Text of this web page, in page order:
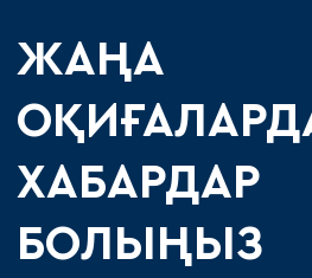
ЖАҢА
ХАБАРДАР
БОЛЫҢЫЗ